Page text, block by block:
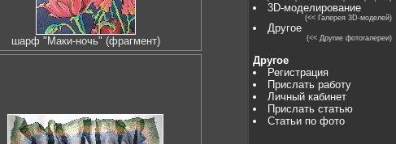
шарф "Маки-ночь" (фрагмент)
3D-моделирование
(<< Галерея 3D-моделей)
Другое
(<< Другие фотогалереи)
Другое
Регистрация
Прислать работу
Личный кабинет
Прислать статью
Статьи по фото